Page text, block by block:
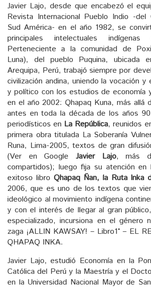
Javier Lajo, desde que encabezó el
Revista Internacional Pueblo Indio -del
Sud América- en el año 1982, se
principales intelectuales
Perteneciente a la comunidad de
Luna), del pueblo Puquina, ubicada
Arequipa, Perú, trabajó siempre por
civilización andina, uniendo la vocación y
y político con los estudios de economía
en el año 2002: Qhapaq Kuna, más allá
antes en toda la década de los años
periodísticos en La República, reunidos
primera obra titulada La Soberanía
Runa, Lima-2005, textos de gran
(Ver en Google Javier Lajo, más
compartidos); luego fija su atención
exitoso libro Qhapaq Ñan, la Ruta Inka
2006, que es uno de los textos que
ideológico al movimiento indígena
y con el interés de llegar al gran
especializado, incursiona en el género
zaga ¡ALLIN KAWSAY! – Libro1° – EL
QHAPAQ INKA.
Javier Lajo, estudió Economía en la
Católica del Perú y la Maestría y el
en la Universidad Nacional Mayor de